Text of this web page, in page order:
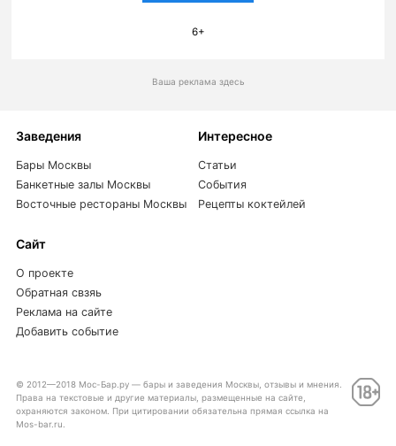
6+
Ваша реклама здесь
Заведения
Бары Москвы
Банкетные залы Москвы
Восточные рестораны Москвы
Интересное
Статьи
События
Рецепты коктейлей
Сайт
О проекте
Обратная свзяь
Реклама на сайте
Добавить событие
© 2012—2018 Мос-Бар.ру — бары и заведения Москвы, отзывы и мнения.
Права на текстовые и другие материалы, размещенные на сайте,
охраняются законом. При цитировании обязательна прямая ссылка на
Mos-bar.ru.